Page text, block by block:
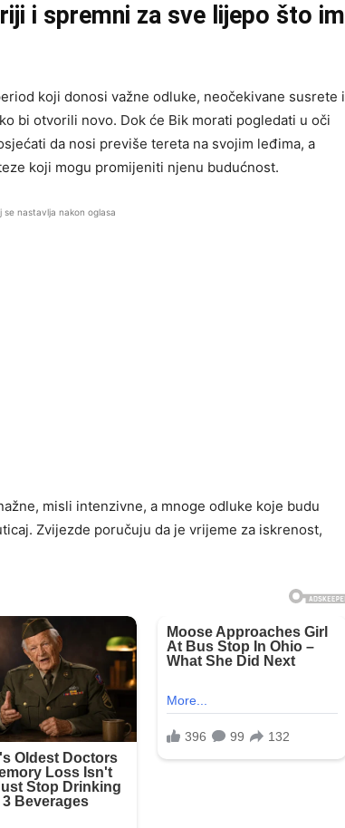
i spremni za sve lijepo što im
koji donosi važne odluke, neočekivane susrete i
bi otvorili novo. Dok će Bik morati pogledati u oči
da nosi previše tereta na svojim leđima, a
koji mogu promijeniti njenu budućnost.
se nastavlja nakon oglasa
misli intenzivne, a mnoge odluke koje budu
Zvijezde poručuju da je vrijeme za iskrenost,